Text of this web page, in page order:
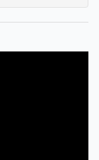
Waren / Muster-